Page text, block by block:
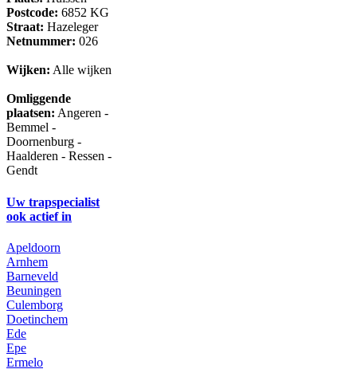
Postcode: 6852 KG
Straat: Hazeleger
Netnummer: 026
Wijken: Alle wijken
Omliggende
plaatsen: Angeren -
Bemmel -
Doornenburg -
Haalderen - Ressen -
Gendt
Uw trapspecialist
ook actief in
Apeldoorn
Arnhem
Barneveld
Beuningen
Culemborg
Doetinchem
Ede
Epe
Ermelo